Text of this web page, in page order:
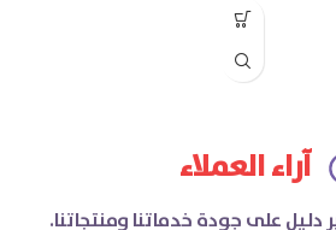
آراء العملاء
دليل على جودة خدماتنا ومنتجاتنا.